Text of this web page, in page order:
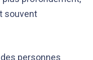
souvent
des personnes